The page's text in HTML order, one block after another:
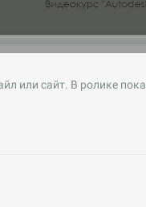
или сайт. В ролике